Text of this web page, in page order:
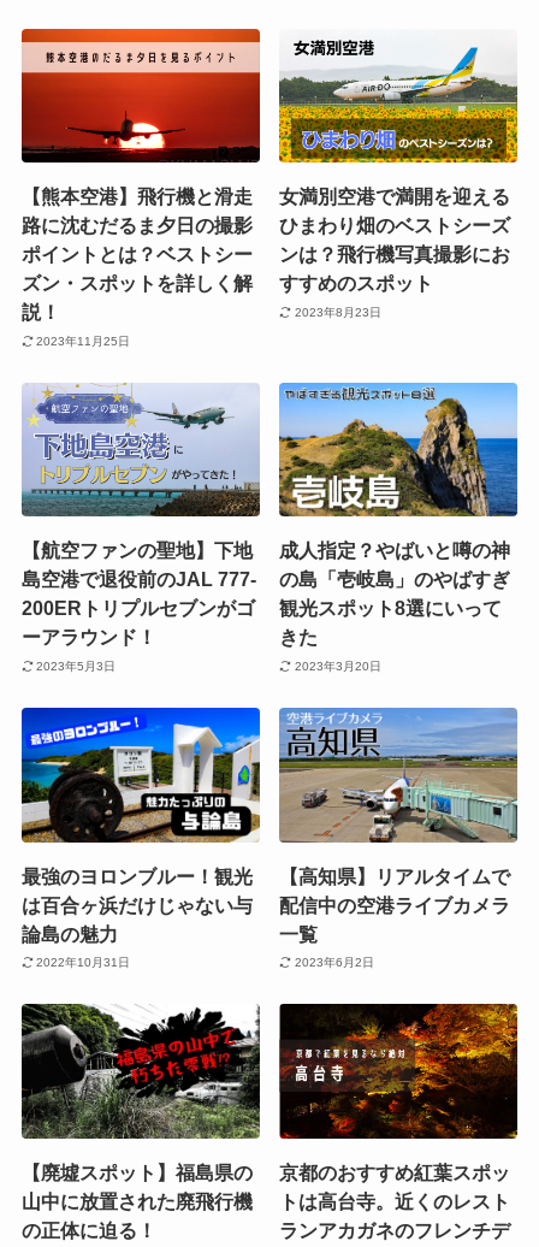
仁淀ブルーが美しい高知県の仁淀川・安居渓谷宝来荘
１
フィレンツェ観光とウフィッツィ美術館【イタリア旅
行記10】
関連記事
【熊本空港】飛行機と滑走
路に沈むだるま夕日の撮影
ポイントとは？ベストシー
ズン・スポットを詳しく解
説！
女満別空港で満開を迎える
ひまわり畑のベストシーズ
ンは？飛行機写真撮影にお
すすめのスポット
2023年8月23日
【航空ファンの聖地】下地
島空港で退役前のJAL 777-
200ERトリプルセブンがゴ
ーアラウンド！
2023年5月3日
成人指定？やばいと噂の神
の島「壱岐島」のやばすぎ
観光スポット8選にいって
きた
2023年3月20日
最強のヨロンブルー！観光 【高知県】リアルタイムで